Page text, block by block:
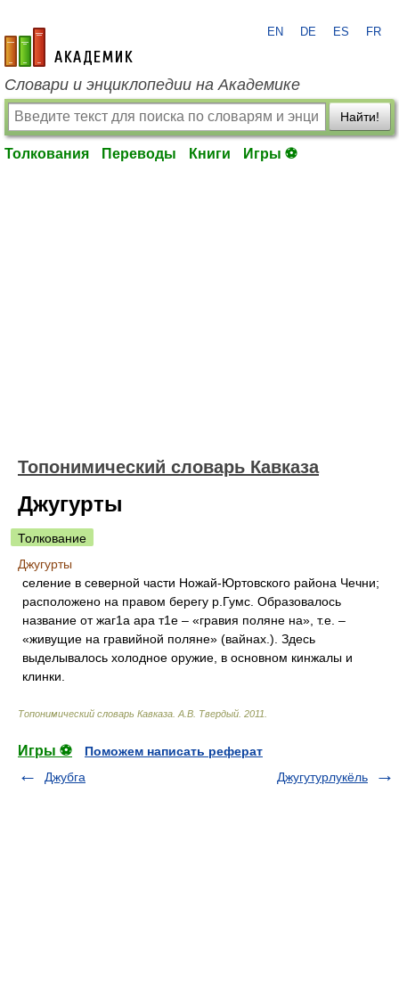
academic.ru
EN DE ES FR
Словари и энциклопедии на Академике
Найти!
Толкования Переводы Книги Игры ⚽
Топонимический словарь Кавказа
Джугурты
Толкование
Джугурты
селение в северной части Ножай-Юртовского района Чечни;
расположено на правом берегу р.Гумс. Образовалось
название от жаг1а ара т1е – «гравия поляне на», т.е. –
«живущие на гравийной поляне» (вайнах.). Здесь
выделывалось холодное оружие, в основном кинжалы и
клинки.
Топонимический словарь Кавказа А.В. Твердый 2011
Игры ⚽
Поможем написать реферат
Джубга
Джугутурлукёль